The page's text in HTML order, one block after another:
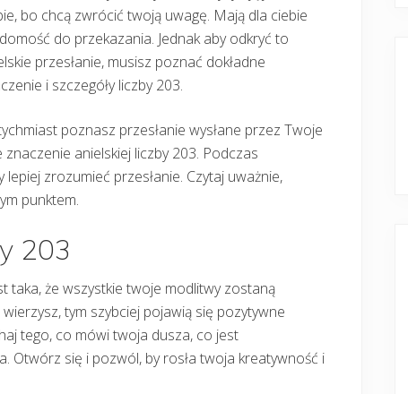
bo chcą zwrócić twoją uwagę. Mają dla ciebie
do przekazania. Jednak aby odkryć to
przesłanie, musisz poznać dokładne
i szczegóły liczby 203.
poznasz przesłanie wysłane przez Twoje
anielskiej liczby 203. Podczas
zrozumieć przesłanie. Czytaj uważnie,
punktem.
203
taka, że wszystkie twoje modlitwy zostaną
tym szybciej pojawią się pozytywne
tego, co mówi twoja dusza, co jest
Otwórz się i pozwól, by rosła twoja kreatywność i